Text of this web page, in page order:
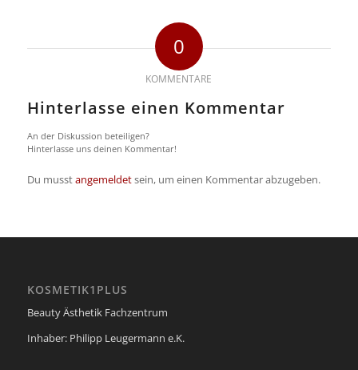
0
KOMMENTARE
Hinterlasse einen Kommentar
An der Diskussion beteiligen?
Hinterlasse uns deinen Kommentar!
Du musstangemeldetsein, um einen Kommentar abzugeben.
KOSMETIK1PLUS
Beauty Ästhetik Fachzentrum
Inhaber: Philipp Leugermann e.K.